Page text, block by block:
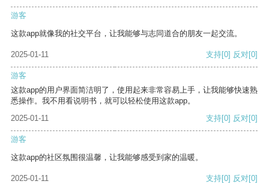
游客
这款app就像我的社交平台，让我能够与志同道合的朋友一起交流。
2025-01-11 支持[0] 反对[0]
游客
这款app的用户界面简洁明了，使用起来非常容易上手，让我能够快速熟
悉操作。我不用看说明书，就可以轻松使用这款app。
2025-01-11
支持[0] 反对[0]
游客
这款app的社区氛围很温馨，让我能够感受到家的温暖。
2025-01-11 支持[0] 反对[0]